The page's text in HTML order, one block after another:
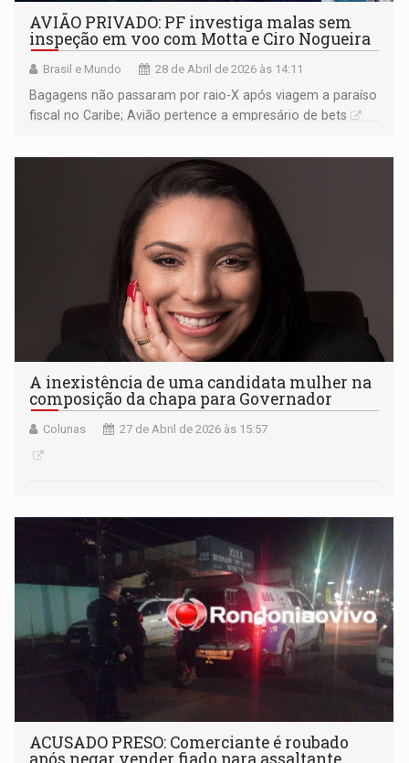
AVIÃO PRIVADO: PF investiga malas sem
inspeção em voo com Motta e Ciro Nogueira
Brasil e Mundo 28 de Abril de 2026 às 14:11
Bagagens não passaram por raio-X após viagem a paraíso
fiscal no Caribe; Avião pertence a empresário de bets
A inexistência de uma candidata mulher na
composição da chapa para Governador
Colunas 27 de Abril de 2026 às 15:57
ACUSADO PRESO: Comerciante é roubado
após negar vender fiado para assaltante